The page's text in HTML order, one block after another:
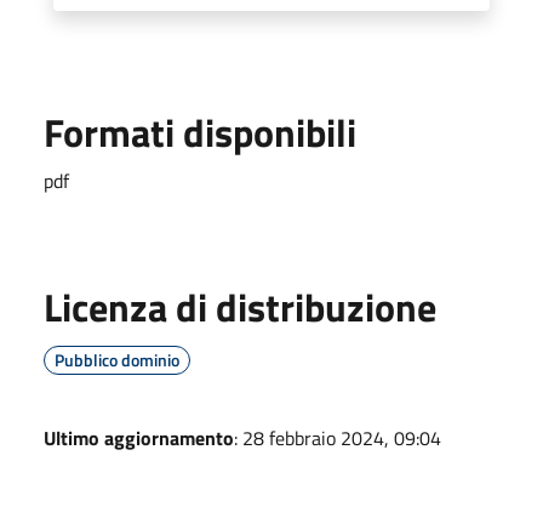
Formati disponibili
pdf
Licenza di distribuzione
Pubblico dominio
Ultimo aggiornamento: 28 febbraio 2024, 09:04